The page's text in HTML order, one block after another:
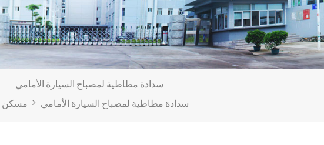
سدادة مطاطية لمصباح السيارة الأمامي
مسكن
سدادة مطاطية لمصباح السيارة الأمامي